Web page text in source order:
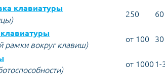
клавиатуры
250
рамки вокруг клавиш)
от 100
от 1000 1-